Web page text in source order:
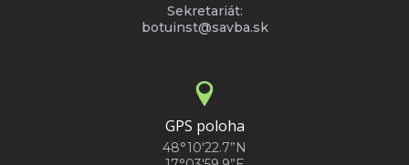
Sekretariát:
botuinst@savba.sk
GPS poloha
48°10'22.7”N